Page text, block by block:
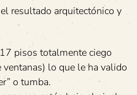
resultado arquitectónico y
pisos totalmente ciego
ventanas) lo que le ha valido
o tumba.